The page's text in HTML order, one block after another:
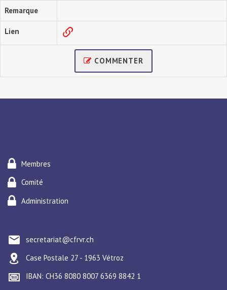
Remarque
Lien
COMMENTER
Membres
Comité
Administration
secretariat@cfrvr.ch
Case Postale 27 - 1963 Vétroz
IBAN: CH36 8080 8007 6369 8842 1